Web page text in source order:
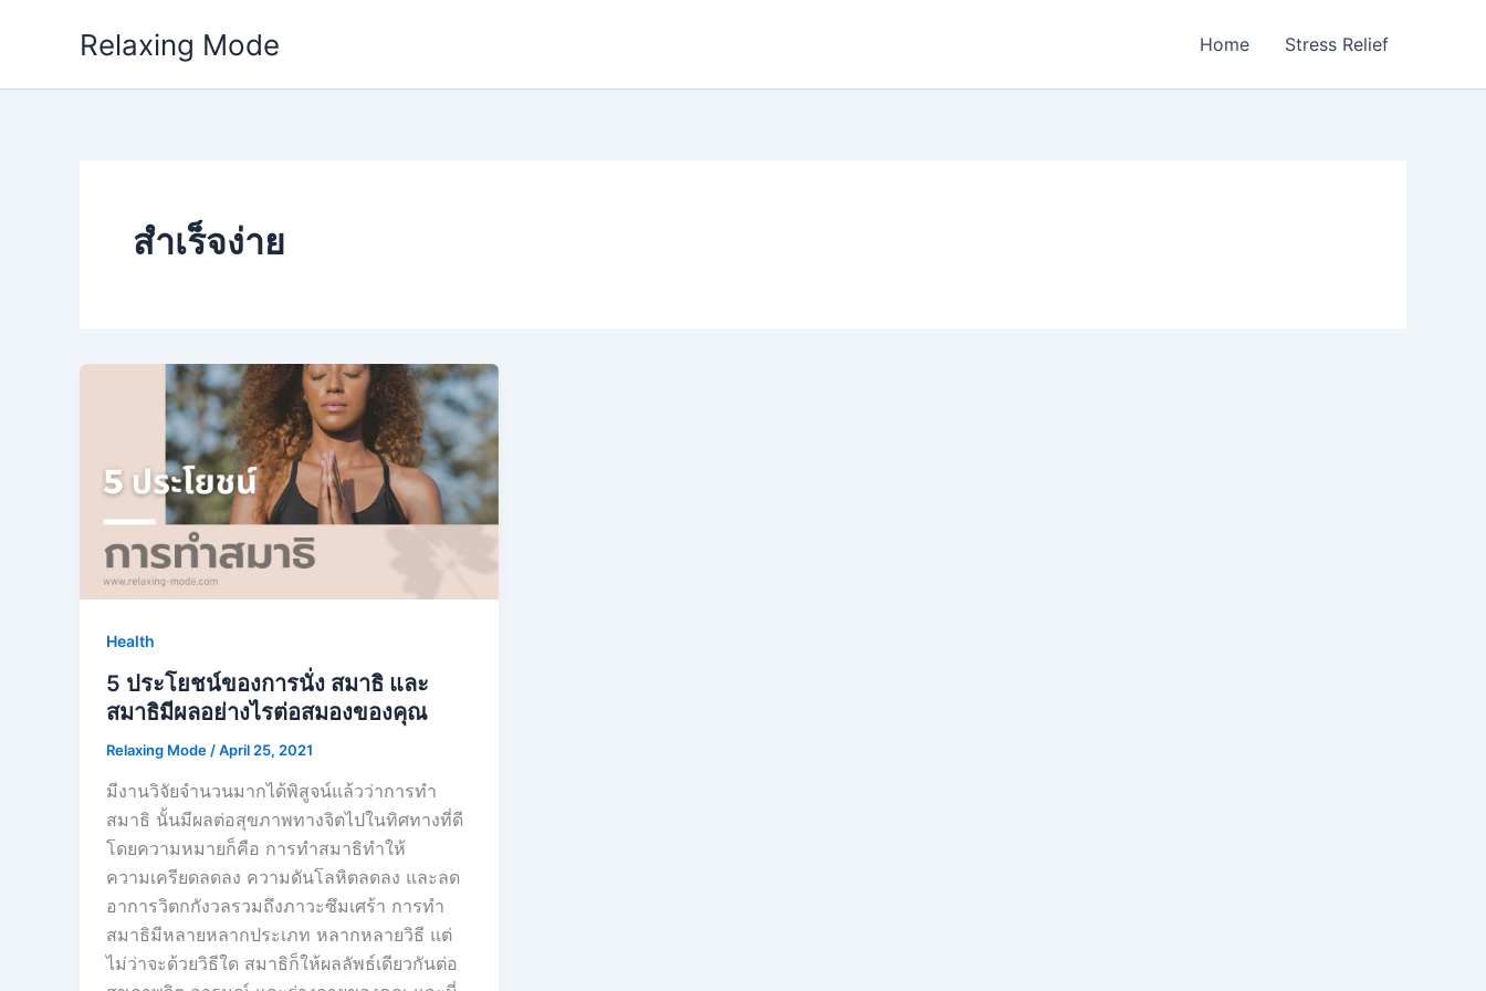
Relaxing Mode Home Stress Relief
สำเร็จง่าย
Health
5 ประโยชน์ของการนั่ง สมาธิ และ
สมาธิมีผลอย่างไรต่อสมองของคุณ
Relaxing Mode /April 25, 2021
มีงานวิจัยจำนวนมากได้พิสูจน์แล้วว่าการทำ
สมาธิ นั้นมีผลต่อสุขภาพทางจิตไปในทิศทางที่ดี
โดยความหมายก็คือ การทำสมาธิทำให้
ความเครียดลดลง ความดันโลหิตลดลง และลด
อาการวิตกกังวลรวมถึงภาวะซึมเศร้า การทำ
สมาธิมีหลายหลากประเภท หลากหลายวิธี แต่
ไม่ว่าจะด้วยวิธีใด สมาธิก็ให้ผลลัพธ์เดียวกันต่อ